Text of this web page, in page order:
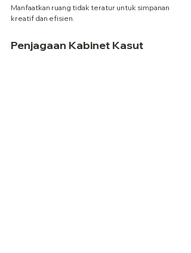
Manfaatkan ruang tidak teratur untuk simpanan
kreatif dan efisien.
Penjagaan Kabinet Kasut